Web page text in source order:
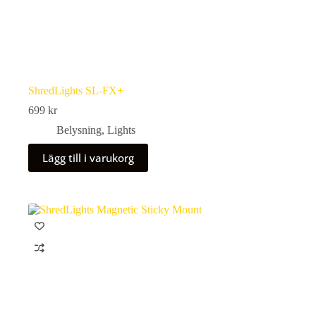
ShredLights SL-FX+
699 kr
Belysning, Lights
Lägg till i varukorg